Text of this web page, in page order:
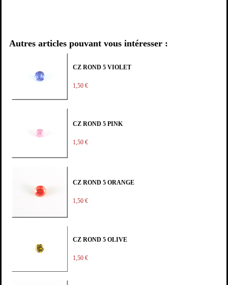
Autres articles pouvant vous intéresser :
CZ ROND 5 VIOLET
1,50 €
CZ ROND 5 PINK
1,50 €
CZ ROND 5 ORANGE
1,50 €
CZ ROND 5 OLIVE
1,50 €